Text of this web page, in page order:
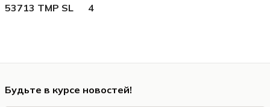
53713 TMP SL 4
Будьте в курсе новостей!